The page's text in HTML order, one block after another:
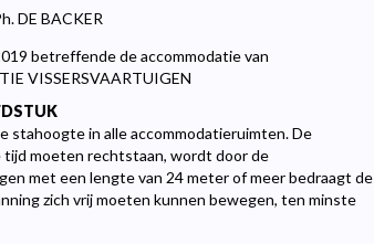
DE BACKER
betreffende de accommodatie van
VISSERSVAARTUIGEN
stahoogte in alle accommodatieruimten. De
tijd moeten rechtstaan, wordt door de
met een lengte van 24 meter of meer bedraagt de
zich vrij moeten kunnen bewegen, ten minste